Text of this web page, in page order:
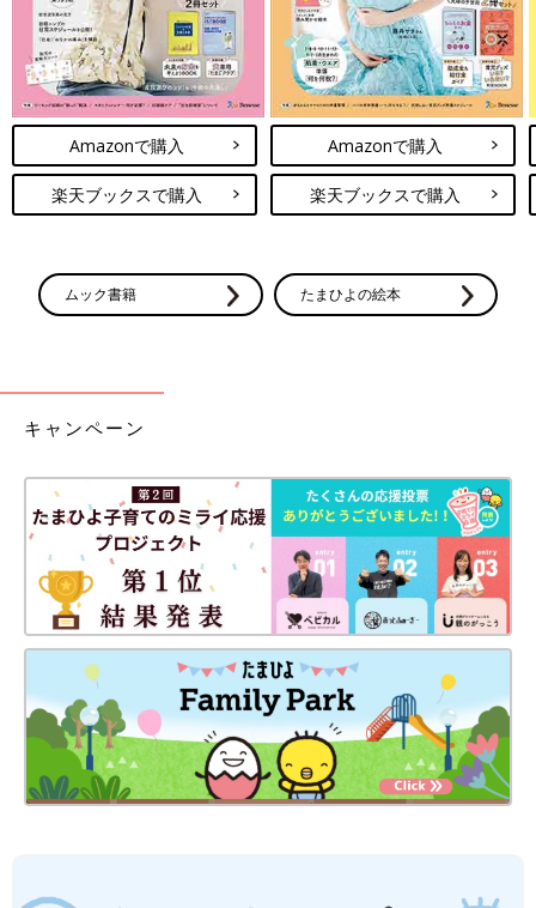
Amazonで購入
楽天ブックスで購入
Amazonで購入
楽天ブックスで購入
ムック書籍 たまひよの絵本
キャンペーン